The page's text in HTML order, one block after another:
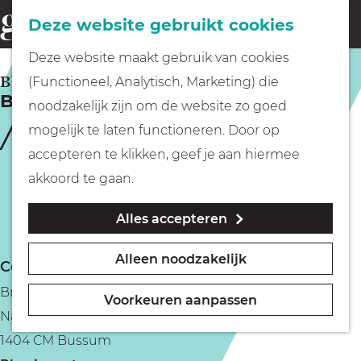
Deze website gebruikt cookies
Deze website maakt gebruik van cookies
(Functioneel, Analytisch, Marketing) die
noodzakelijk zijn om de website zo goed
mogelijk te laten functioneren. Door op
accepteren te klikken, geef je aan hiermee
akkoord te gaan.
Alles accepteren
Alleen noodzakelijk
Voorkeuren aanpassen
G
a
n
a
o
m
e
p
Fietsen
Wandelen
Geocachen
Naar het museum
o
e
k
e
n
Brasserie Drusius
BUSSUM
Contact
Brasserie Drusius
Nassaulaan 41
1404 CM Bussum